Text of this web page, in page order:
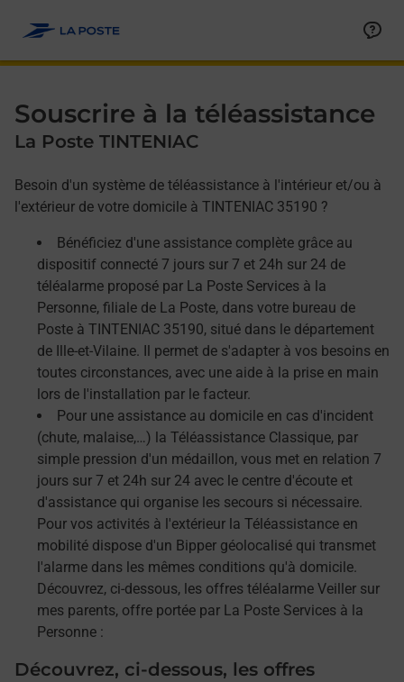
Souscrire à la téléassistance
La Poste TINTENIAC
Besoin d'un système de téléassistance à l'intérieur et/ou à
l'extérieur de votre domicile à TINTENIAC 35190 ?
Bénéficiez d'une assistance complète grâce au
dispositif connecté 7 jours sur 7 et 24h sur 24 de
téléalarme proposé par La Poste Services à la
Personne, filiale de La Poste, dans votre bureau de
Poste à TINTENIAC 35190, situé dans le département
de Ille-et-Vilaine. Il permet de s'adapter à vos besoins en
toutes circonstances, avec une aide à la prise en main
lors de l'installation par le facteur.
Pour une assistance au domicile en cas d'incident
(chute, malaise,…) la Téléassistance Classique, par
simple pression d'un médaillon, vous met en relation 7
jours sur 7 et 24h sur 24 avec le centre d'écoute et
d'assistance qui organise les secours si nécessaire.
Pour vos activités à l'extérieur la Téléassistance en
mobilité dispose d'un Bipper géolocalisé qui transmet
l'alarme dans les mêmes conditions qu'à domicile.
Découvrez, ci-dessous, les offres téléalarme Veiller sur
mes parents, offre portée par La Poste Services à la
Personne :
Découvrez, ci-dessous, les offres